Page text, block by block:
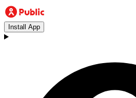
Install App